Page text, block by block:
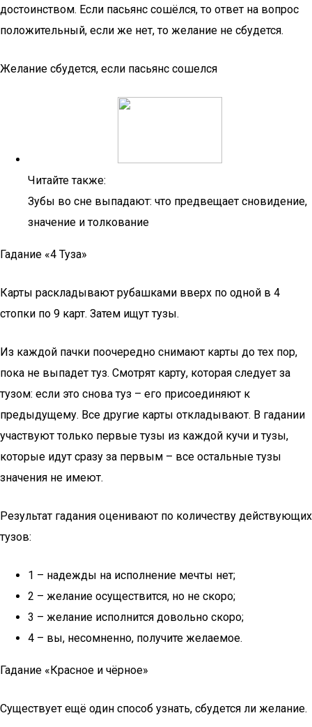
достоинством. Если пасьянс сошёлся, то ответ на вопрос
положительный, если же нет, то желание не сбудется.
Желание сбудется, если пасьянс сошелся
Читайте также:
Зубы во сне выпадают: что предвещает сновидение,
значение и толкование
Гадание «4 Туза»
Карты раскладывают рубашками вверх по одной в 4
стопки по 9 карт. Затем ищут тузы.
Из каждой пачки поочередно снимают карты до тех пор,
пока не выпадет туз. Смотрят карту, которая следует за
тузом: если это снова туз – его присоединяют к
предыдущему. Все другие карты откладывают. В гадании
участвуют только первые тузы из каждой кучи и тузы,
которые идут сразу за первым – все остальные тузы
значения не имеют.
Результат гадания оценивают по количеству действующих
тузов:
1 – надежды на исполнение мечты нет;
2 – желание осуществится, но не скоро;
3 – желание исполнится довольно скоро;
4 – вы, несомненно, получите желаемое.
Гадание «Красное и чёрное»
Существует ещё один способ узнать, сбудется ли желание.